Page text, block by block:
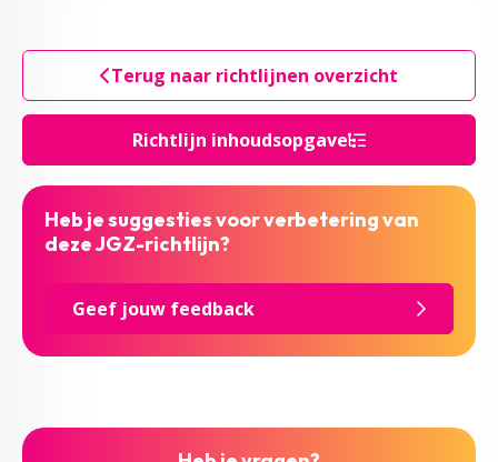
Richtlijn inhoudsopgave
Terug naar richtlijnen overzicht
Heb je suggesties voor verbetering van
deze JGZ-richtlijn?
Geef jouw feedback